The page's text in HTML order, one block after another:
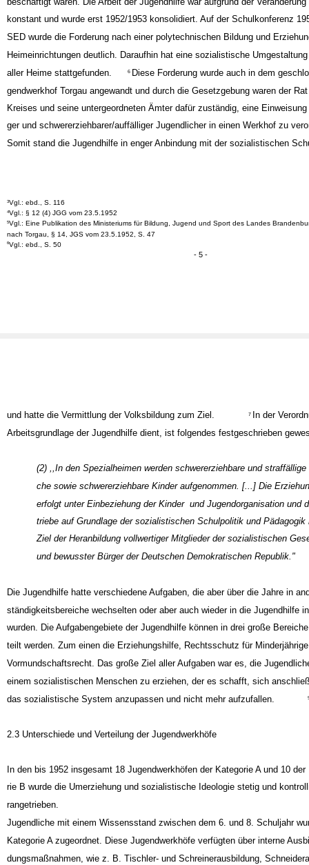
beschäftigt waren. Die Arbeit der Jugendhilfe war aufgrund der Veränderung
konstant und wurde erst 1952/1953 konsolidiert. Auf der Schulkonferenz
SED wurde die Forderung nach einer polytechnischen Bildung und
Heimeinrichtungen deutlich. Daraufhin hat eine sozialistische
aller Heime stattgefunden.
Diese Forderung wurde auch in dem
gendwerkhof Torgau angewandt und durch die Gesetzgebung waren der
Kreises und seine untergeordneten Ämter dafür zuständig, eine
ger und schwererziehbarer/auffälliger Jugendlicher in einen Werkhof zu
3 Vgl.: ebd., S. 116
4 Vgl.: § 12 (4) JGG vom 23.5.1952
5Vgl.: Eine Publikation des Ministeriums für Bildung, Jugend und Sport des Landes
nach Torgau, § 14, JGS vom 23.5.1952, S. 47
und hatte die Vermittlung der Volksbildung zum Ziel.
In der
(2) ,,In den Spezialheimen werden schwererziehbare und
che sowie schwererziehbare Kinder aufgenommen. [...] Die
erfolgt unter Einbeziehung der Kinder ­ und Jugendorganisation und
triebe auf Grundlage der sozialistischen Schulpolitik und Pädagogik
Ziel der Heranbildung vollwertiger Mitglieder der sozialistischen
Die Jugendhilfe hatte verschiedene Aufgaben, die aber über die Jahre in
ständigkeitsbereiche wechselten oder aber auch wieder in die Jugendhilfe
wurden. Die Aufgabengebiete der Jugendhilfe können in drei große
teilt werden. Zum einen die Erziehungshilfe, Rechtsschutz für
Vormundschaftsrecht. Das große Ziel aller Aufgaben war es, die
einem sozialistischen Menschen zu erziehen, der es schafft, sich
In den bis 1952 insgesamt 18 Jugendwerkhöfen der Kategorie A und 10 der
rie B wurde die Umerziehung und sozialistische Ideologie stetig und
rangetrieben.
Jugendliche mit einem Wissensstand zwischen dem 6. und 8. Schuljahr
Kategorie A zugeordnet. Diese Jugendwerkhöfe verfügten über interne